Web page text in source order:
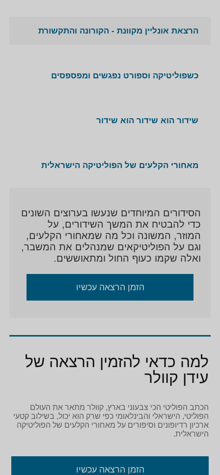
הרצאת אונליין מקוונת - הקורונה והתקשורת
כשפוליטיקה וספורט נפגשים ומפספסים
שידור הוא שידור הוא שידור
מאחורי הקלעים של הפוליטיקה הישראלית
הסידורים המיוחדים שנעשו בערוצים השונים
כדי להבטיח את המשך השידורים, על
המוזר, המשונה וכל מה שמאחורי הקלעים,
וגם על הפוליטיקאים שמנהלים את המשבר,
ואלה שקמו כעוף החול ומתאוששים.
הזמן הרצאה עכשיו
למה כדאי להזמין הרצאה של
עידן קוולר
הכתב הפוליטי הכי צבעוני בארץ, קוולר מתאר את העולם
הפוליטי, הישראלי והבינלאומי כפי שרק הוא יכול, בשילוב קטעי
ארכיון רדיופונים וסיפורים על מאחורי הקלעים של הפוליטיקה
הישראלית.
הזמן הרצאה עכשיו